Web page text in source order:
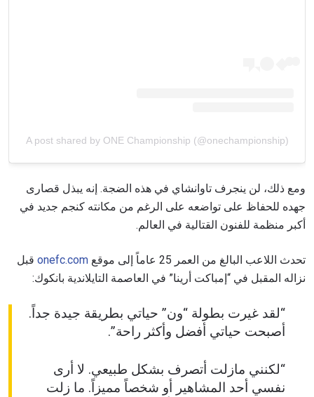
A post shared by ONE Championship (@onechampionship)
ومع ذلك، لن ينجرف تاوانشاي في هذه الضجة. إنه يبذل قصارى
جهده للحفاظ على تواضعه على الرغم من مكانته كنجم جديد في
أكبر منظمة للفنون القتالية في العالم.
تحدث اللاعب البالغ من العمر 25 عاماً إلى موقع onefc.com قبل
نزاله المقبل في “إمباكت أرينا” في العاصمة التايلاندية بانكوك:
“لقد غيرت بطولة “ون” حياتي بطريقة جيدة جداً.
أصبحت حياتي أفضل وأكثر راحة”.
“لكنني مازلت أتصرف بشكل طبيعي. لا أرى
نفسي أحد المشاهير أو شخصاً مميزاً. ما زلت